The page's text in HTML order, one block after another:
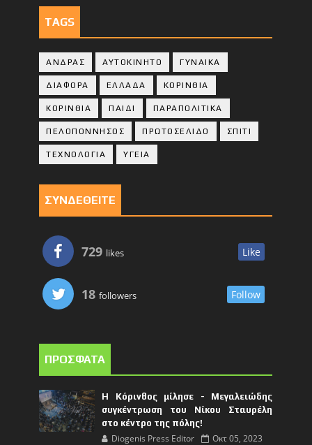
TAGS
ΑΝΔΡΑΣ ΑΥΤΟΚΙΝΗΤΟ ΓΥΝΑΙΚΑ
ΔΙΑΦΟΡΑ ΕΛΛΑΔΑ ΚΟΡΙΝΘΙΑ
ΚΟΡΙΝΘΙA ΠΑΙΔΙ ΠΑΡΑΠΟΛΙΤΙΚΑ
ΠΕΛΟΠΟΝΝΗΣΟΣ ΠΡΩΤΟΣΕΛΙΔΟ ΣΠΙΤΙ
ΤΕΧΝΟΛΟΓΙΑ ΥΓΕΙΑ
ΣΥΝΔΕΘΕΙΤΕ
729 likes Like
18 followers Follow
ΠΡΟΣΦΑΤΑ
Η Κόρινθος μίλησε - Μεγαλειώδης
συγκέντρωση του Νίκου Σταυρέλη
στο κέντρο της πόλης!
Diogenis Press Editor Οκτ 05, 2023